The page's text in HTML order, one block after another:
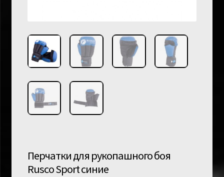
Перчатки для рукопашного боя
Rusco Sport синие